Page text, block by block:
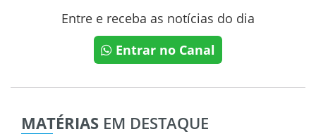
Entre e receba as notícias do dia
Entrar no Canal
MATÉRIAS EM DESTAQUE